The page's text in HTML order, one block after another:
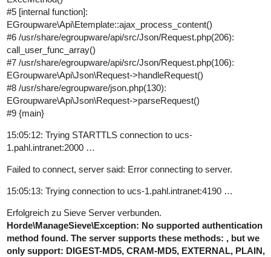
#5 [internal function]:
EGroupware\Api\Etemplate::ajax_process_content()
#6 /usr/share/egroupware/api/src/Json/Request.php(206):
call_user_func_array()
#7 /usr/share/egroupware/api/src/Json/Request.php(106):
EGroupware\Api\Json\Request->handleRequest()
#8 /usr/share/egroupware/json.php(130):
EGroupware\Api\Json\Request->parseRequest()
#9 {main}
15:05:12: Trying STARTTLS connection to ucs-
1.pahl.intranet:2000 …
Failed to connect, server said: Error connecting to server.
15:05:13: Trying connection to ucs-1.pahl.intranet:4190 …
Erfolgreich zu Sieve Server verbunden.
Horde\ManageSieve\Exception: No supported authentication
method found. The server supports these methods: , but we
only support: DIGEST-MD5, CRAM-MD5, EXTERNAL, PLAIN,